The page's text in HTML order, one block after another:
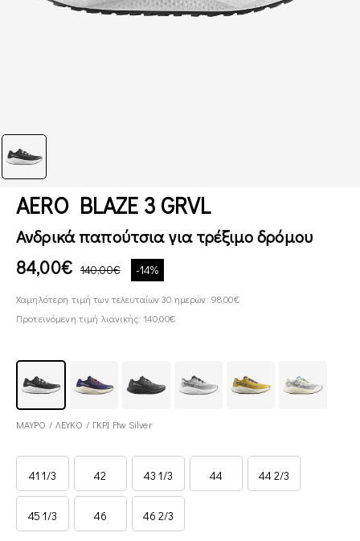
AERO BLAZE 3 GRVL
Ανδρικά παπούτσια για τρέξιμο δρόμου
84,00€ 140,00€ -14%
Χαμηλότερη τιμή των τελευταίων 30 ημερών: 98,00€
Προτεινόμενη τιμή λιανικής: 140,00€
ΜΑΥΡΟ / ΛΕΥΚΟ / ΓΚΡΙ Ftw Silver
41 1/3 42 43 1/3 44 44 2/3
45 1/3 46 46 2/3